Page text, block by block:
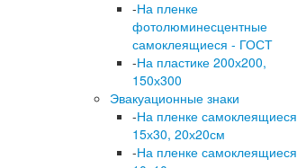
-На пленке
фотолюминесцентные
самоклеящиеся - ГОСТ
-На пластике 200х200,
150х300
Эвакуационные знаки
-На пленке самоклеящиеся
15х30, 20х20см
-На пленке самоклеящиеся